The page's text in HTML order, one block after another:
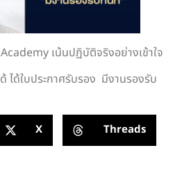
เน้นปฏิบัติจริงอย่างเข้าใจ
ได้ใบประกาศรับรอง มีงานรองรับ
X Threads